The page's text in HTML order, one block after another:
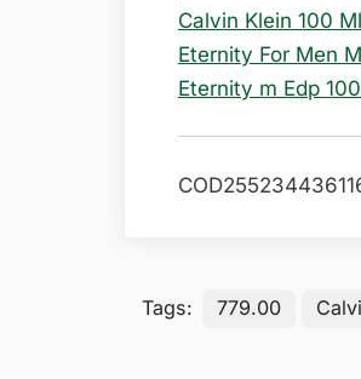
Calvin Klein 100
Eternity For Men
Eternity m Edp
Tags: 779.00